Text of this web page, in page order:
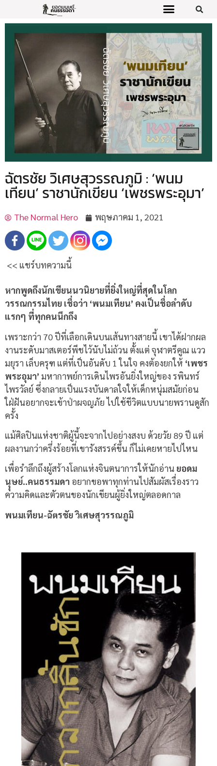
ฉัตรชัย วิเศษสุวรรณภูมิ : ‘พนม
เทียน’ ราชานักเขียน ‘เพชรพระอุมา’
The Normal Hero พฤษภาคม 1, 2021
<< แชร์บทความนี้
หากพูดถึงนักเขียนนวนิยายที่ยิ่งใหญ่ที่สุดในโลก
วรรณกรรมไทย เชื่อว่า ‘พนมเทียน’ คงเป็นชื่อลำดับ
แรกๆ ที่ทุกคนนึกถึง
เพราะกว่า 70 ปีที่เลือกเดินบนเส้นทางสายนี้ เขาได้ฝากผล
งานระดับมาสเตอร์พีชไว้นับไม่ถ้วน ตั้งแต่ จุฬาตรีคูณ แวว
มยุรา เล็บครุฑ แต่ที่เป็นอันดับ 1 ในใจ คงต้องยกให้ ‘เพชร
พระอุมา’ มหากาพย์การเดินไพรอันยิ่งใหญ่ของ รพินทร์
ไพรวัลย์ ซึ่งกลายเป็นแรงบันดาลใจให้เด็กหนุ่มสมัยก่อน
ใฝ่ฝันอยากจะเข้าป่าผจญภัย ไปใช้ชีวิตแบบนายพรานดูสัก
ครั้ง
แม้ศิลปินแห่งชาติผู้นี้จะจากไปอย่างสงบ ด้วยวัย 89 ปี แต่
ผลงานกว่าครึ่งร้อยที่เขารังสรรค์ขึ้น ก็ไม่เคยหายไปไหน
เพื่อรำลึกถึงผู้สร้างโลกแห่งจินตนาการให้นักอ่าน ยอดม
นุุษย์..คนธรรมดา อยากขอพาทุกท่านไปสัมผัสเรื่องราว
ความคิดและตัวตนของนักเขียนผู้ยิ่งใหญ่ตลอดกาล
พนมเทียน-ฉัตรชัย วิเศษสุวรรณภูมิ